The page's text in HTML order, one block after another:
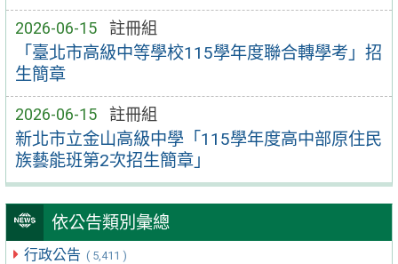
2026-06-15 註冊組
「臺北市高級中等學校115學年度聯合轉學考」招
生簡章
2026-06-15 註冊組
新北市立金山高級中學「115學年度高中部原住民
族藝能班第2次招生簡章」
依公告類別彙總
行政公告 ( 5,411 )